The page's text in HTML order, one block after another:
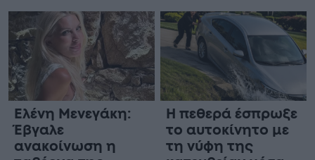
Ελένη Μενεγάκη:
Έβγαλε
ανακοίνωση η
Η πεθερά έσπρωξε
το αυτοκίνητο με
τη νύφη της